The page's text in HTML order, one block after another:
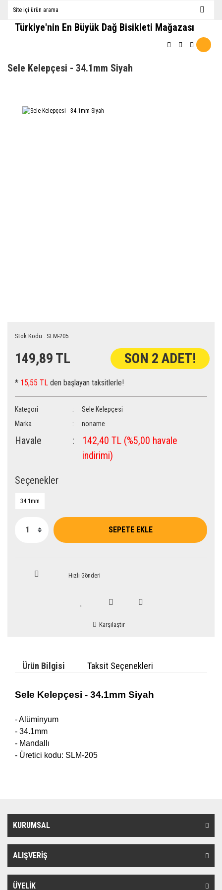
Türkiye'nin En Büyük Dağ Bisikleti Mağazası
Sele Kelepçesi - 34.1mm Siyah
Stok Kodu : SLM-205
149,89 TL SON 2 ADET!
* 15,55 TL den başlayan taksitlerle!
Kategori
Sele Kelepçesi
Marka
noname
Havale
142,40 TL (%5,00 havale
indirimi)
Seçenekler
34.1mm
SEPETE EKLE
Hızlı Gönderi
Karşılaştır
Ürün Bilgisi Taksit Seçenekleri
Sele Kelepçesi - 34.1mm Siyah
- Alüminyum
- 34.1mm
- Mandallı
- Üretici kodu: SLM-205
KURUMSAL
ALIŞVERİŞ
ÜYELİK